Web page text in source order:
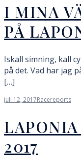
I MINA
PÅ
Iskall simning, kall
på det. Vad har jag
[…]
juli 12, 2017Racereports
2017